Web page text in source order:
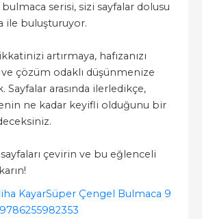
serisi, sizi sayfalar dolusu
ile buluşturuyor.
artırmaya, hafızanızı
çözüm odaklı düşünmenize
Sayfalar arasında ilerledikçe,
ne kadar keyifli olduğunu bir
çevirin ve bu eğlenceli
KayarSüper Çengel Bulmaca 9
9786255982353